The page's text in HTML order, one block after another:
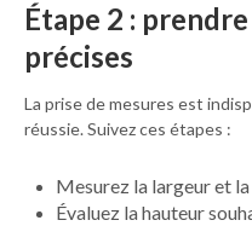
Étape 2 :
précises
La prise de mesures est
réussie. Suivez ces étapes :
Mesurez la largeur et
Évaluez la hauteur